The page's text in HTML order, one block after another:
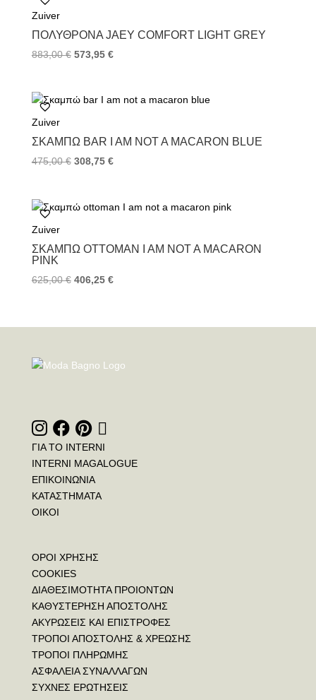
Zuiver
ΠΟΛΥΘΡΌΝΑ JAEY COMFORT LIGHT GREY
883,00€ 573,95 €
Zuiver
ΣΚΑΜΠΏ BAR I AM NOT A MACARON BLUE
475,00€ 308,75 €
Zuiver
ΣΚΑΜΠΏ OTTOMAN I AM NOT A MACARON
PINK
625,00€ 406,25 €
ΓΙΑ ΤΟ INTERNI
INTERNI MAGALOGUE
ΕΠΙΚΟΙΝΩΝΙΑ
ΚΑΤΑΣΤΗΜΑΤΑ
ΟΙΚΟΙ
ΟΡΟΙ ΧΡΗΣΗΣ
COOKIES
ΔΙΑΘΕΣΙΜΟΤΗΤΑ ΠΡΟΙΟΝΤΩΝ
ΚΑΘΥΣΤΕΡΗΣΗ ΑΠΟΣΤΟΛΗΣ
ΑΚΥΡΩΣΕΙΣ ΚΑΙ ΕΠΙΣΤΡΟΦΕΣ
ΤΡΟΠΟΙ ΑΠΟΣΤΟΛΗΣ & ΧΡΕΩΣΗΣ
ΤΡΟΠΟΙ ΠΛΗΡΩΜΗΣ
ΑΣΦΑΛΕΙΑ ΣΥΝΑΛΛΑΓΩΝ
ΣΥΧΝΕΣ ΕΡΩΤΗΣΕΙΣ